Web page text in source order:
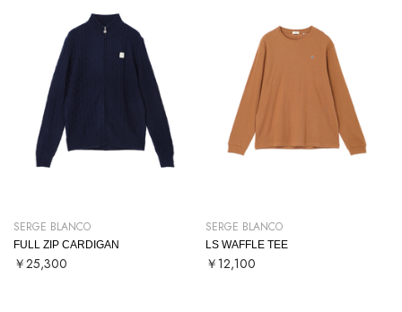
SERGE BLANCO
FULL ZIP CARDIGAN
￥25,300
SERGE BLANCO
LS WAFFLE TEE
￥12,100